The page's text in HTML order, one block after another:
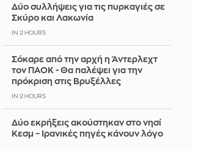
Δύο συλλήψεις για τις πυρκαγιές σε
Σκύρο και Λακωνία
IN 2 HOURS
Σόκαρε από την αρχή η Άντερλεχτ
τον ΠΑΟΚ - Θα παλέψει για την
πρόκριση στις Βρυξέλλες
IN 2 HOURS
Δύο εκρήξεις ακούστηκαν στο νησί
Κεσμ – Ιρανικές πηγές κάνουν λόγο